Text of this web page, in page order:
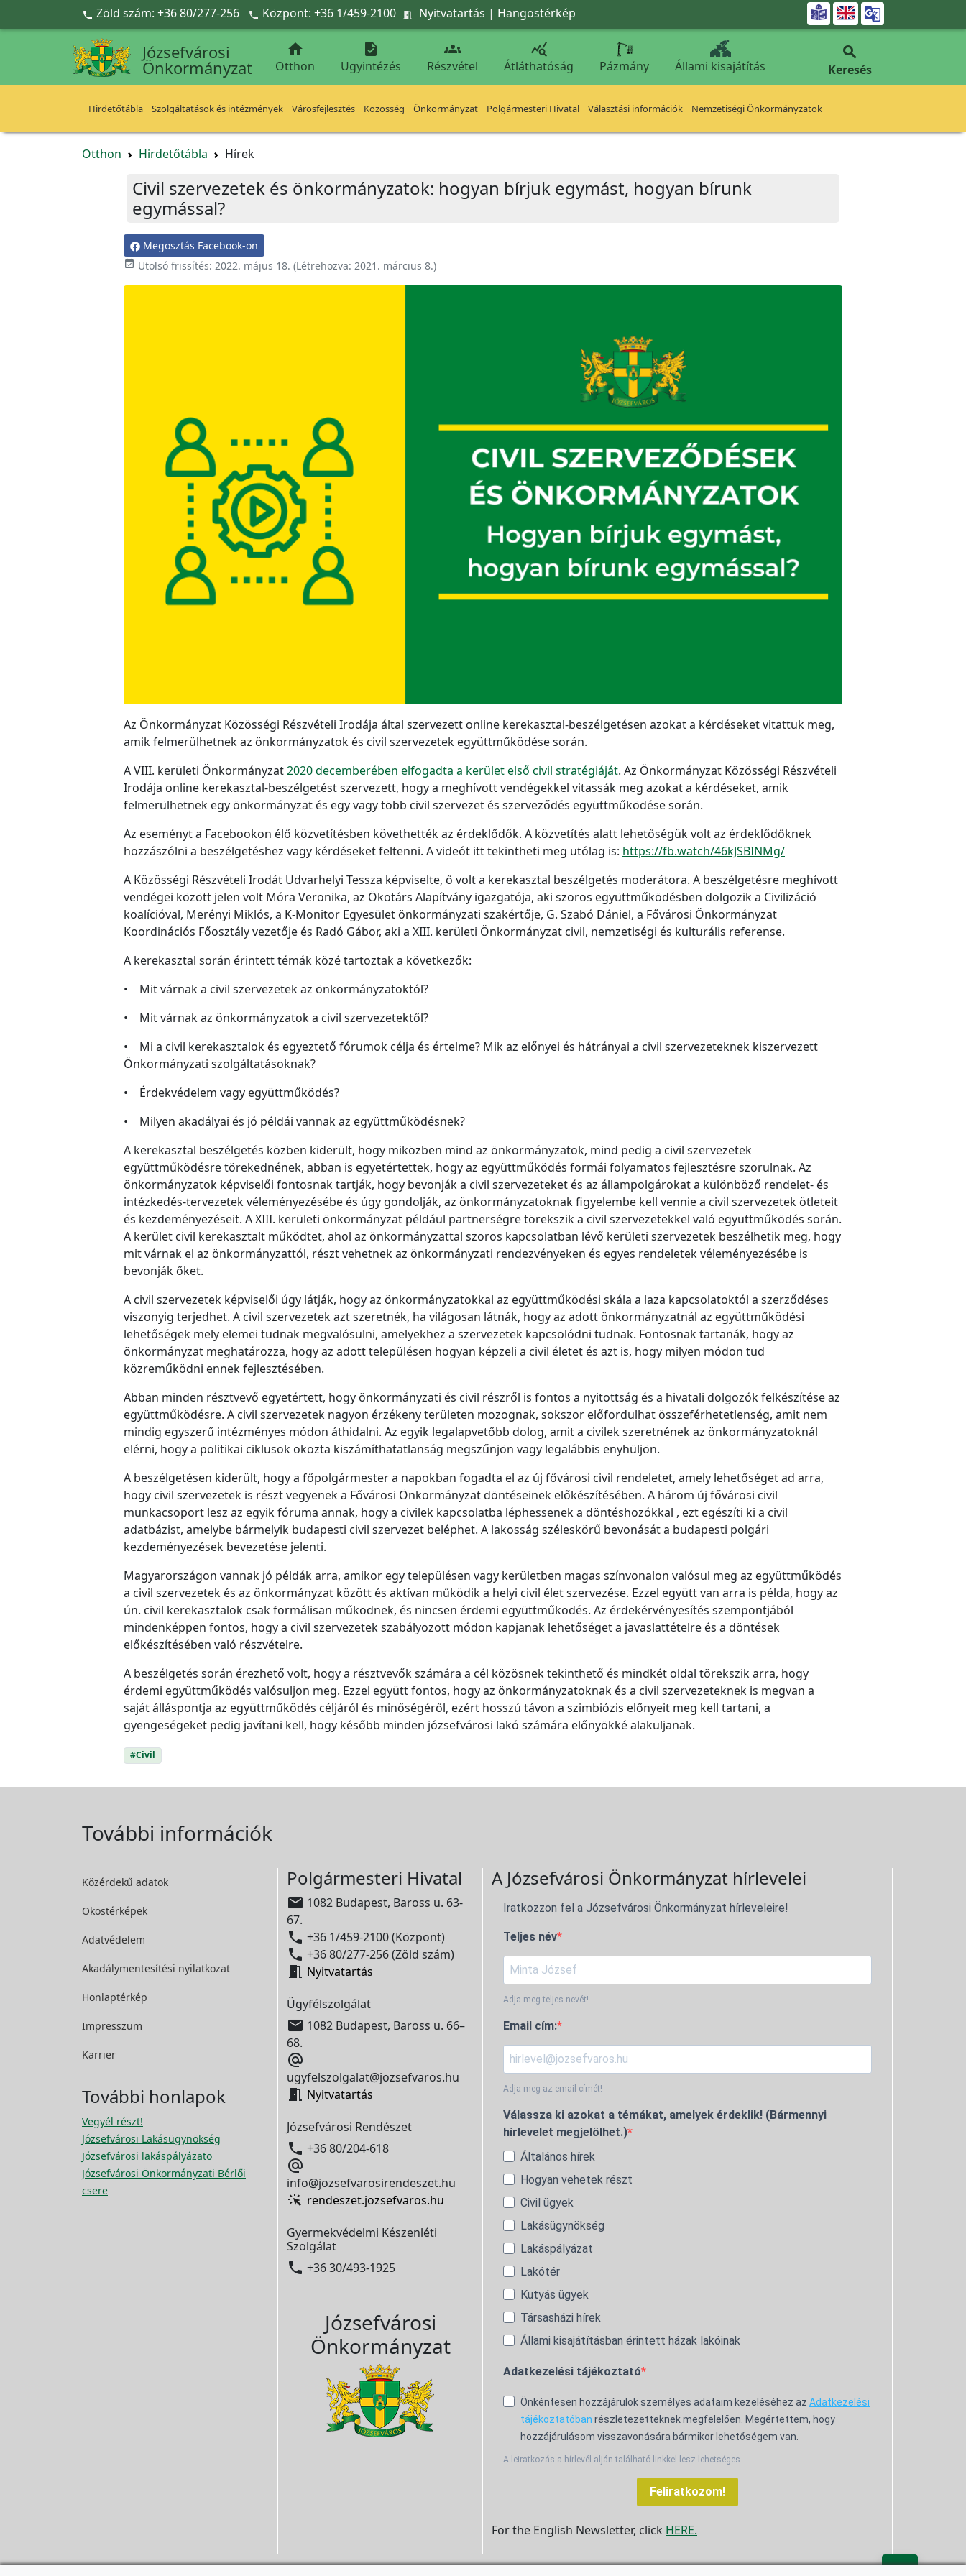
Ugrás a fő tartalomra
 Zöld szám: +36 80/277-256  Központ: +36 1/459-2100  Nyitvatartás | Hangostérkép 
Józsefvárosi
Önkormányzat

Otthon

Ügyintézés

Részvétel

Átláthatóság Pázmány Állami kisajátítás

Keresés
Hirdetőtábla Szolgáltatások és intézmények Városfejlesztés Közösség Önkormányzat Polgármesteri Hivatal Választási információk Nemzetiségi Önkormányzatok
Otthon Hirdetőtábla Hírek
Civil szervezetek és önkormányzatok: hogyan bírjuk egymást, hogyan bírunk
egymással?
Megosztás Facebook-on
 Utolsó frissítés: 2022. május 18. (Létrehozva: 2021. március 8.)
Az Önkormányzat Közösségi Részvételi Irodája által szervezett online kerekasztal-beszélgetésen azokat a kérdéseket vitattuk meg,
amik felmerülhetnek az önkormányzatok és civil szervezetek együttműködése során.
A VIII. kerületi Önkormányzat2020 decemberében elfogadta a kerület első civil stratégiáját. Az Önkormányzat Közösségi Részvételi
Irodája online kerekasztal-beszélgetést szervezett, hogy a meghívott vendégekkel vitassák meg azokat a kérdéseket, amik
felmerülhetnek egy önkormányzat és egy vagy több civil szervezet és szerveződés együttműködése során.
Az eseményt a Facebookon élő közvetítésben követhették az érdeklődők. A közvetítés alatt lehetőségük volt az érdeklődőknek
hozzászólni a beszélgetéshez vagy kérdéseket feltenni. A videót itt tekintheti meg utólag is: https://fb.watch/46kJSBINMg/
A Közösségi Részvételi Irodát Udvarhelyi Tessza képviselte, ő volt a kerekasztal beszélgetés moderátora. A beszélgetésre meghívott
vendégei között jelen volt Móra Veronika, az Ökotárs Alapítvány igazgatója, aki szoros együttműködésben dolgozik a Civilizáció
koalícióval, Merényi Miklós, a K-Monitor Egyesület önkormányzati szakértője, G. Szabó Dániel, a Fővárosi Önkormányzat
Koordinációs Főosztály vezetője és Radó Gábor, aki a XIII. kerületi Önkormányzat civil, nemzetiségi és kulturális referense.
A kerekasztal során érintett témák közé tartoztak a következők:
• Mit várnak a civil szervezetek az önkormányzatoktól?
• Mit várnak az önkormányzatok a civil szervezetektől?
• Mi a civil kerekasztalok és egyeztető fórumok célja és értelme? Mik az előnyei és hátrányai a civil szervezeteknek kiszervezett
Önkormányzati szolgáltatásoknak?
• Érdekvédelem vagy együttműködés?
• Milyen akadályai és jó példái vannak az együttműködésnek?
A kerekasztal beszélgetés közben kiderült, hogy miközben mind az önkormányzatok, mind pedig a civil szervezetek
együttműködésre törekednének, abban is egyetértettek, hogy az együttműködés formái folyamatos fejlesztésre szorulnak. Az
önkormányzatok képviselői fontosnak tartják, hogy bevonják a civil szervezeteket és az állampolgárokat a különböző rendelet- és
intézkedés-tervezetek véleményezésébe és úgy gondolják, az önkormányzatoknak figyelembe kell vennie a civil szervezetek ötleteit
és kezdeményezéseit. A XIII. kerületi önkormányzat például partnerségre törekszik a civil szervezetekkel való együttműködés során.
A kerület civil kerekasztalt működtet, ahol az önkormányzattal szoros kapcsolatban lévő kerületi szervezetek beszélhetik meg, hogy
mit várnak el az önkormányzattól, részt vehetnek az önkormányzati rendezvényeken és egyes rendeletek véleményezésébe is
bevonják őket.
A civil szervezetek képviselői úgy látják, hogy az önkormányzatokkal az együttműködési skála a laza kapcsolatoktól a szerződéses
viszonyig terjedhet. A civil szervezetek azt szeretnék, ha világosan látnák, hogy az adott önkormányzatnál az együttműködési
lehetőségek mely elemei tudnak megvalósulni, amelyekhez a szervezetek kapcsolódni tudnak. Fontosnak tartanák, hogy az
önkormányzat meghatározza, hogy az adott településen hogyan képzeli a civil életet és azt is, hogy milyen módon tud
közreműködni ennek fejlesztésében.
Abban minden résztvevő egyetértett, hogy önkormányzati és civil részről is fontos a nyitottság és a hivatali dolgozók felkészítése az
együttműködésre. A civil szervezetek nagyon érzékeny területen mozognak, sokszor előfordulhat összeférhetetlenség, amit nem
mindig egyszerű intézményes módon áthidalni. Az egyik legalapvetőbb dolog, amit a civilek szeretnének az önkormányzatoknál
elérni, hogy a politikai ciklusok okozta kiszámíthatatlanság megszűnjön vagy legalábbis enyhüljön.
A beszélgetésen kiderült, hogy a főpolgármester a napokban fogadta el az új fővárosi civil rendeletet, amely lehetőséget ad arra,
hogy civil szervezetek is részt vegyenek a Fővárosi Önkormányzat döntéseinek előkészítésében. A három új fővárosi civil
munkacsoport lesz az egyik fóruma annak, hogy a civilek kapcsolatba léphessenek a döntéshozókkal , ezt egészíti ki a civil
adatbázist, amelybe bármelyik budapesti civil szervezet beléphet. A lakosság széleskörű bevonását a budapesti polgári
kezdeményezések bevezetése jelenti.
Magyarországon vannak jó példák arra, amikor egy településen vagy kerületben magas színvonalon valósul meg az együttműködés
a civil szervezetek és az önkormányzat között és aktívan működik a helyi civil élet szervezése. Ezzel együtt van arra is példa, hogy az
ún. civil kerekasztalok csak formálisan működnek, és nincsen érdemi együttműködés. Az érdekérvényesítés szempontjából
mindenképpen fontos, hogy a civil szervezetek szabályozott módon kapjanak lehetőséget a javaslattételre és a döntések
előkészítésében való részvételre.
A beszélgetés során érezhető volt, hogy a résztvevők számára a cél közösnek tekinthető és mindkét oldal törekszik arra, hogy
érdemi együttműködés valósuljon meg. Ezzel együtt fontos, hogy az önkormányzatoknak és a civil szervezeteknek is megvan a
saját álláspontja az együttműködés céljáról és minőségéről, ezért hosszú távon a szimbiózis előnyeit meg kell tartani, a
gyengeségeket pedig javítani kell, hogy később minden józsefvárosi lakó számára előnyökké alakuljanak.
#Civil
További információk
Közérdekű adatok
Okostérképek
Adatvédelem
Akadálymentesítési nyilatkozat
Honlaptérkép
Impresszum
Karrier
További honlapok
Vegyél részt!
Józsefvárosi Lakásügynökség
Józsefvárosi lakáspályázato
Józsefvárosi Önkormányzati Bérlői
csere
Polgármesteri Hivatal
 1082 Budapest, Baross u. 63-
67.
 +36 1/459-2100 (Központ)
 +36 80/277-256 (Zöld szám)
 Nyitvatartás
Ügyfélszolgálat
 1082 Budapest, Baross u. 66–
68.

ugyfelszolgalat@jozsefvaros.hu
 Nyitvatartás
Józsefvárosi Rendészet
 +36 80/204-618

info@jozsefvarosirendeszet.hu
rendeszet.jozsefvaros.hu
Gyermekvédelmi Készenléti
Szolgálat
 +36 30/493-1925
Józsefvárosi
Önkormányzat
A Józsefvárosi Önkormányzat hírlevelei
Iratkozzon fel a Józsefvárosi Önkormányzat hírleveleire!
Teljes név
Adja meg teljes nevét!
Email cím:
Adja meg az email címét!
Válassza ki azokat a témákat, amelyek érdeklik! (Bármennyi
hírlevelet megjelölhet.)
Általános hírek
Hogyan vehetek részt
Civil ügyek
Lakásügynökség
Lakáspályázat
Lakótér
Kutyás ügyek
Társasházi hírek
Állami kisajátításban érintett házak lakóinak
Adatkezelési tájékoztató
Önkéntesen hozzájárulok személyes adataim kezeléséhez az Adatkezelési
tájékoztatóban részletezetteknek megfelelően. Megértettem, hogy
hozzájárulásom visszavonására bármikor lehetőségem van.
A leiratkozás a hírlevél alján található linkkel lesz lehetséges.
Feliratkozom!
For the English Newsletter, click HERE.
